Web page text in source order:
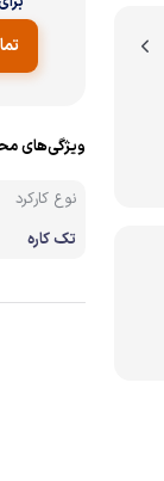
ویژگی‌های
نوع کارکرد
تک کاره